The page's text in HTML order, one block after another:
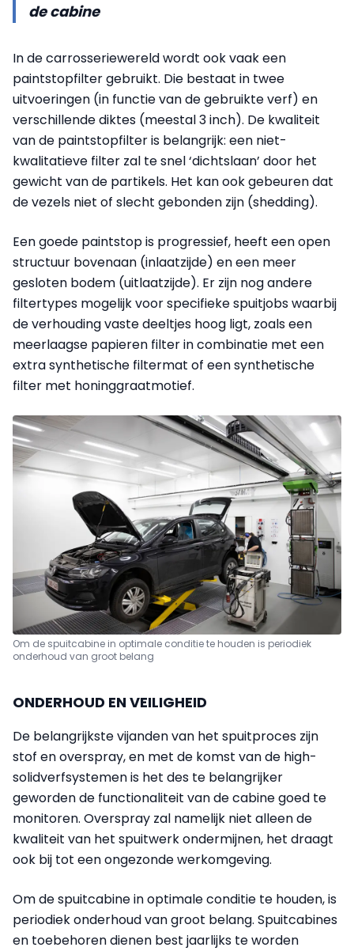
de cabine
In de carrosseriewereld wordt ook vaak een
paintstopfilter gebruikt. Die bestaat in twee
uitvoeringen (in functie van de gebruikte verf) en
verschillende diktes (meestal 3 inch). De kwaliteit
van de paintstopfilter is belangrijk: een niet-
kwalitatieve filter zal te snel ‘dichtslaan’ door het
gewicht van de partikels. Het kan ook gebeuren dat
de vezels niet of slecht gebonden zijn (shedding).
Een goede paintstop is progressief, heeft een open
structuur bovenaan (inlaatzijde) en een meer
gesloten bodem (uitlaatzijde). Er zijn nog andere
filtertypes mogelijk voor specifieke spuitjobs waarbij
de verhouding vaste deeltjes hoog ligt, zoals een
meerlaagse papieren filter in combinatie met een
extra synthetische filtermat of een synthetische
filter met honinggraatmotief.
Om de spuitcabine in optimale conditie te houden is periodiek
onderhoud van groot belang
ONDERHOUD EN VEILIGHEID
De belangrijkste vijanden van het spuitproces zijn
stof en overspray, en met de komst van de high-
solidverfsystemen is het des te belangrijker
geworden de functionaliteit van de cabine goed te
monitoren. Overspray zal namelijk niet alleen de
kwaliteit van het spuitwerk ondermijnen, het draagt
ook bij tot een ongezonde werkomgeving.
Om de spuitcabine in optimale conditie te houden, is
periodiek onderhoud van groot belang. Spuitcabines
en toebehoren dienen best jaarlijks te worden